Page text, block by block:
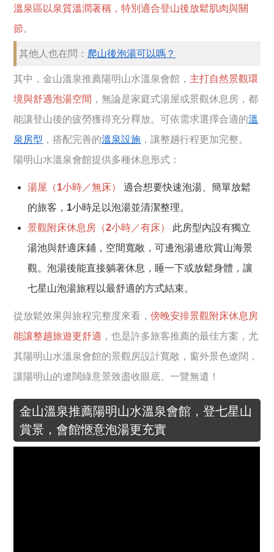
溫泉區以泉質溫潤著稱，特別適合登山後放鬆肌肉與關
節。
其他人也在問： 爬山後泡湯可以嗎？
其中，金山溫泉推薦陽明山水溫泉會館， 主打自然景觀環
境與舒適泡湯空間 ，無論是家庭式湯屋或景觀休息房，都
能讓登山後的疲勞獲得充分釋放。可依需求選擇合適的溫
泉房型 ，搭配完善的溫泉設施 ，讓整趟行程更加完整。
陽明山水溫泉會館提供多種休息形式：
湯屋（1小時／無床）
適合想要快速泡湯、簡單放鬆
的旅客，1小時足以泡湯並清潔整理。
景觀附床休息房（2小時／有床）
此房型內設有獨立
湯池與舒適床鋪，空間寬敞，可邊泡湯邊欣賞山海景
觀。泡湯後能直接躺著休息，睡一下或放鬆身體，讓
七星山泡湯旅程以最舒適的方式結束。
從放鬆效果與旅程完整度來看，傍晚安排景觀附床休息房
能讓整趟旅遊更舒適 ，也是許多旅客推薦的最佳方案，尤
其陽明山水溫泉會館的景觀房設計寬敞，窗外景色遼闊，
讓陽明山的遼闊綠意景致盡收眼底、一覽無遺！
金山溫泉推薦陽明山水溫泉會館，登七星山
賞景，會館愜意泡湯更充實